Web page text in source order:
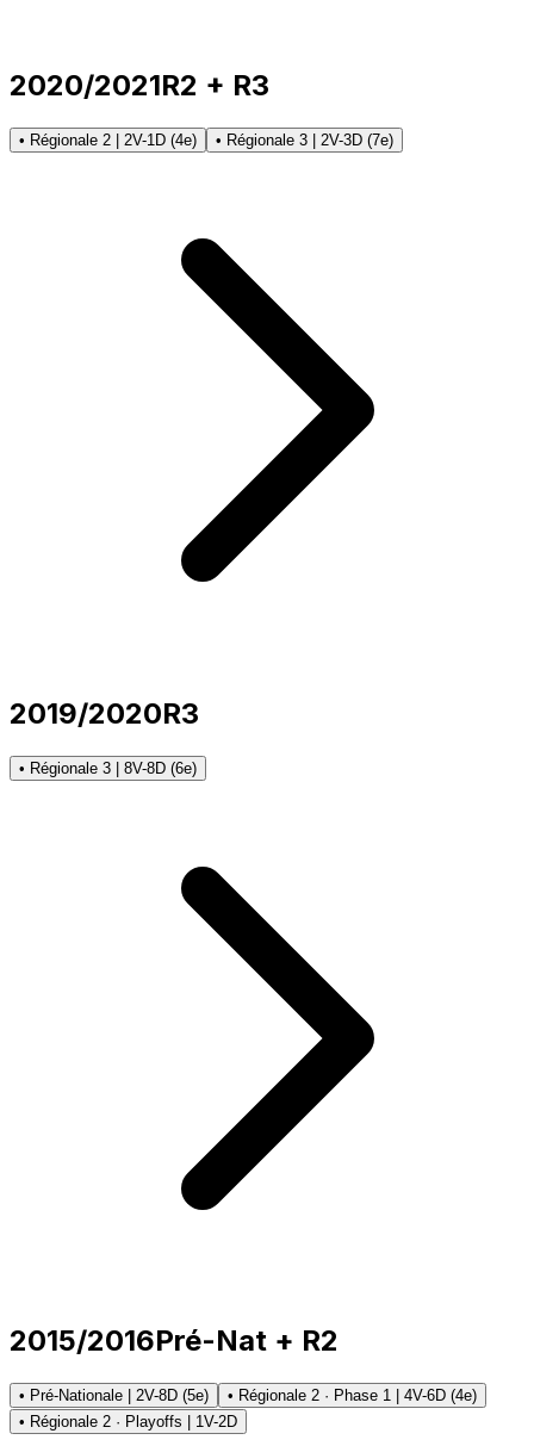
2020/2021R2 + R3
• Régionale 2 | 2V-1D (4e) • Régionale 3 | 2V-3D (7e)
2019/2020R3
• Régionale 3 | 8V-8D (6e)
2015/2016Pré-Nat + R2
• Pré-Nationale | 2V-8D (5e)
• Régionale 2 · Phase 1 | 4V-6D (4e)
• Régionale 2 · Playoffs | 1V-2D